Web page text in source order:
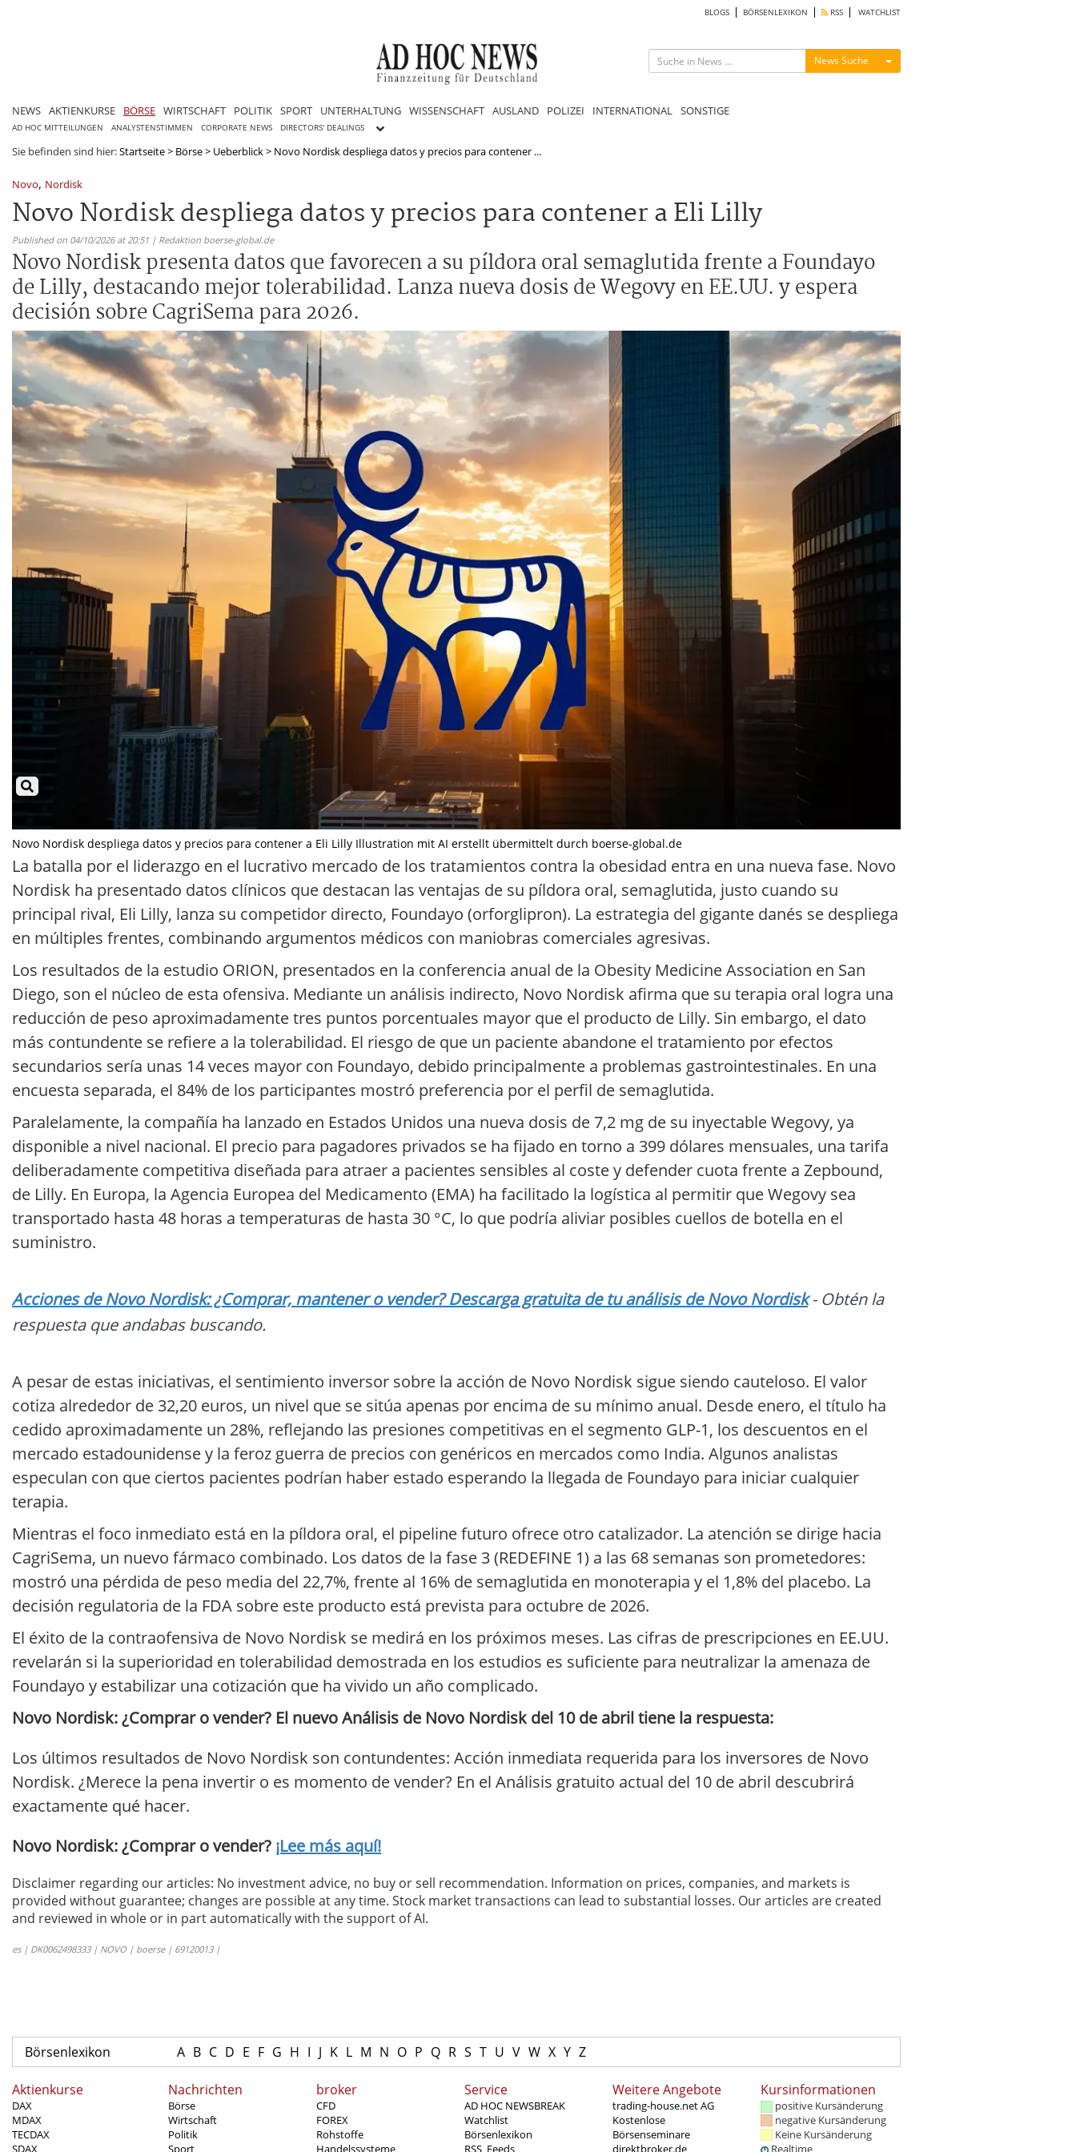
BLOGS BÖRSENLEXIKON RSS WATCHLIST
News Suche Menü ein-/ausblenden
NEWS AKTIENKURSE BÖRSE WIRTSCHAFT POLITIK SPORT UNTERHALTUNG WISSENSCHAFT AUSLAND POLIZEI INTERNATIONAL SONSTIGE
AD HOC MITTEILUNGEN ANALYSTENSTIMMEN CORPORATE NEWS DIRECTORS' DEALINGS
Sie befinden sind hier:Startseite> Börse> Ueberblick> Novo Nordisk despliega datos y precios para contener ...
Novo, Nordisk
Novo Nordisk despliega datos y precios para contener a Eli Lilly
Published on 04/10/2026 at 20:51 | Redaktion boerse-global.de
Novo Nordisk presenta datos que favorecen a su píldora oral semaglutida frente a Foundayo
de Lilly, destacando mejor tolerabilidad. Lanza nueva dosis de Wegovy en EE.UU. y espera
decisión sobre CagriSema para 2026.
Novo Nordisk despliega datos y precios para contener a Eli Lilly Illustration mit AI erstellt übermittelt durch boerse-global.de
La batalla por el liderazgo en el lucrativo mercado de los tratamientos contra la obesidad entra en una nueva fase. Novo
Nordisk ha presentado datos clínicos que destacan las ventajas de su píldora oral, semaglutida, justo cuando su
principal rival, Eli Lilly, lanza su competidor directo, Foundayo (orforglipron). La estrategia del gigante danés se despliega
en múltiples frentes, combinando argumentos médicos con maniobras comerciales agresivas.
Los resultados de la estudio ORION, presentados en la conferencia anual de la Obesity Medicine Association en San
Diego, son el núcleo de esta ofensiva. Mediante un análisis indirecto, Novo Nordisk afirma que su terapia oral logra una
reducción de peso aproximadamente tres puntos porcentuales mayor que el producto de Lilly. Sin embargo, el dato
más contundente se refiere a la tolerabilidad. El riesgo de que un paciente abandone el tratamiento por efectos
secundarios sería unas 14 veces mayor con Foundayo, debido principalmente a problemas gastrointestinales. En una
encuesta separada, el 84% de los participantes mostró preferencia por el perfil de semaglutida.
Paralelamente, la compañía ha lanzado en Estados Unidos una nueva dosis de 7,2 mg de su inyectable Wegovy, ya
disponible a nivel nacional. El precio para pagadores privados se ha fijado en torno a 399 dólares mensuales, una tarifa
deliberadamente competitiva diseñada para atraer a pacientes sensibles al coste y defender cuota frente a Zepbound,
de Lilly. En Europa, la Agencia Europea del Medicamento (EMA) ha facilitado la logística al permitir que Wegovy sea
transportado hasta 48 horas a temperaturas de hasta 30 °C, lo que podría aliviar posibles cuellos de botella en el
suministro.
Acciones de Novo Nordisk: ¿Comprar, mantener o vender? Descarga gratuita de tu análisis de Novo Nordisk- Obtén la
respuesta que andabas buscando.
A pesar de estas iniciativas, el sentimiento inversor sobre la acción de Novo Nordisk sigue siendo cauteloso. El valor
cotiza alrededor de 32,20 euros, un nivel que se sitúa apenas por encima de su mínimo anual. Desde enero, el título ha
cedido aproximadamente un 28%, reflejando las presiones competitivas en el segmento GLP-1, los descuentos en el
mercado estadounidense y la feroz guerra de precios con genéricos en mercados como India. Algunos analistas
especulan con que ciertos pacientes podrían haber estado esperando la llegada de Foundayo para iniciar cualquier
terapia.
Mientras el foco inmediato está en la píldora oral, el pipeline futuro ofrece otro catalizador. La atención se dirige hacia
CagriSema, un nuevo fármaco combinado. Los datos de la fase 3 (REDEFINE 1) a las 68 semanas son prometedores:
mostró una pérdida de peso media del 22,7%, frente al 16% de semaglutida en monoterapia y el 1,8% del placebo. La
decisión regulatoria de la FDA sobre este producto está prevista para octubre de 2026.
El éxito de la contraofensiva de Novo Nordisk se medirá en los próximos meses. Las cifras de prescripciones en EE.UU.
revelarán si la superioridad en tolerabilidad demostrada en los estudios es suficiente para neutralizar la amenaza de
Foundayo y estabilizar una cotización que ha vivido un año complicado.
Novo Nordisk: ¿Comprar o vender? El nuevo Análisis de Novo Nordisk del 10 de abril tiene la respuesta:
Los últimos resultados de Novo Nordisk son contundentes: Acción inmediata requerida para los inversores de Novo
Nordisk. ¿Merece la pena invertir o es momento de vender? En el Análisis gratuito actual del 10 de abril descubrirá
exactamente qué hacer.
Novo Nordisk: ¿Comprar o vender? ¡Lee más aquí!
Disclaimer regarding our articles: No investment advice, no buy or sell recommendation. Information on prices, companies, and markets is
provided without guarantee; changes are possible at any time. Stock market transactions can lead to substantial losses. Our articles are created
and reviewed in whole or in part automatically with the support of AI.
es | DK0062498333 | NOVO | boerse | 69120013 |
Börsenlexikon A B C D E F G H I J K L M N O P Q R S T U V W X Y Z
Aktienkurse
DAX
MDAX
TECDAX
Nachrichten
Börse
Wirtschaft
Politik
broker
CFD
FOREX
Rohstoffe
Service
AD HOC NEWSBREAK
Watchlist
Börsenlexikon
Weitere Angebote
trading-house.net AG
Kostenlose
Börsenseminare
Kursinformationen
positive Kursänderung
negative Kursänderung
Keine Kursänderung